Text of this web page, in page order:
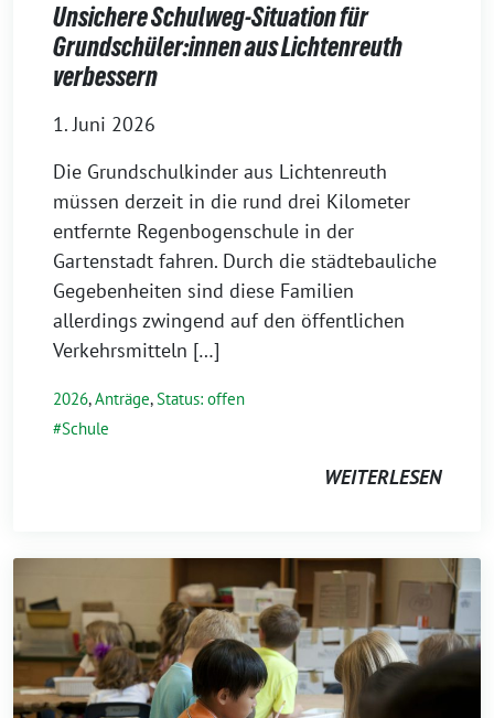
Unsichere Schulweg-Situation für
Grundschüler:innen aus Lichtenreuth
verbessern
1. Juni 2026
Die Grundschulkinder aus Lichtenreuth
müssen derzeit in die rund drei Kilometer
entfernte Regenbogenschule in der
Gartenstadt fahren. Durch die städtebauliche
Gegebenheiten sind diese Familien
allerdings zwingend auf den öffentlichen
Verkehrsmitteln […]
2026,Anträge,Status: offen
Schule
WEITERLESEN